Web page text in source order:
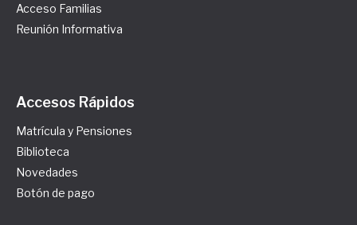
Acceso Familias
Reunión Informativa
Accesos Rápidos
Matrícula y Pensiones
Biblioteca
Novedades
Botón de pago